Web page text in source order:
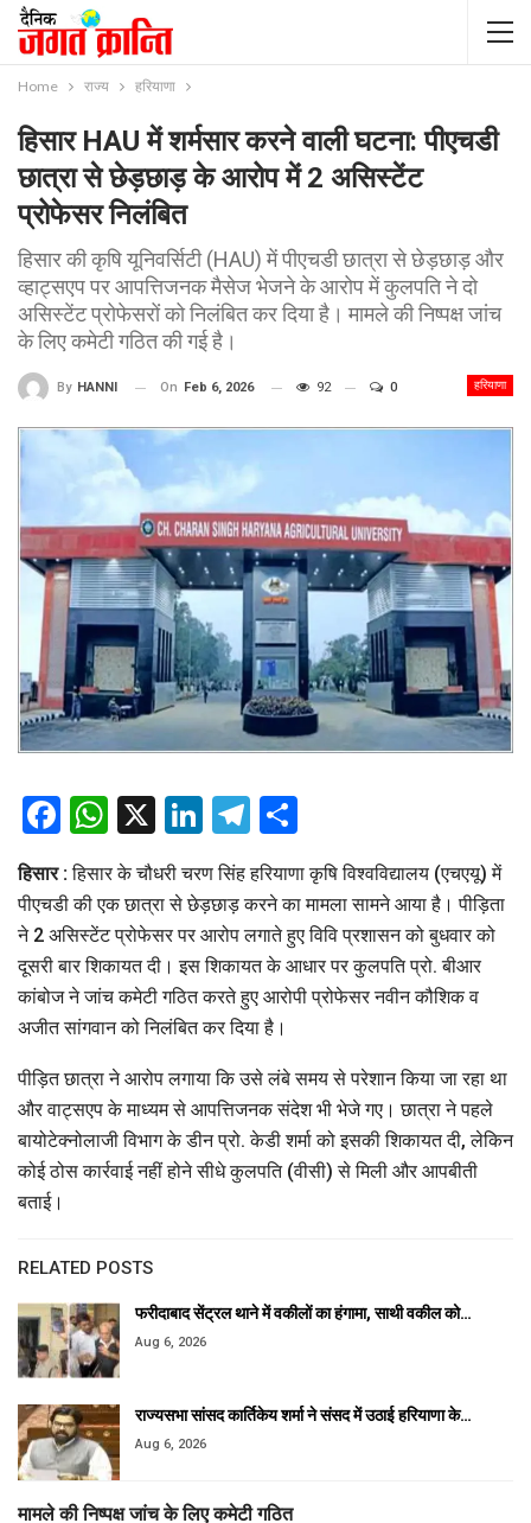
Home राज्य हरियाणा
हिसार HAU में शर्मसार करने वाली घटना: पीएचडी
छात्रा से छेड़छाड़ के आरोप में 2 असिस्टेंट
प्रोफेसर निलंबित
हिसार की कृषि यूनिवर्सिटी (HAU) में पीएचडी छात्रा से छेड़छाड़ और
व्हाट्सएप पर आपत्तिजनक मैसेज भेजने के आरोप में कुलपति ने दो
असिस्टेंट प्रोफेसरों को निलंबित कर दिया है। मामले की निष्पक्ष जांच
के लिए कमेटी गठित की गई है।
हरियाणा
By HANNI On Feb 6, 2026 92 0
Facebook
WhatsApp
X LinkedIn
Telegram
हिसार :हिसार के चौधरी चरण सिंह हरियाणा कृषि विश्वविद्यालय (एचएयू) में
पीएचडी की एक छात्रा से छेड़छाड़ करने का मामला सामने आया है। पीड़िता
ने 2 असिस्टेंट प्रोफेसर पर आरोप लगाते हुए विवि प्रशासन को बुधवार को
दूसरी बार शिकायत दी। इस शिकायत के आधार पर कुलपति प्रो. बीआर
कांबोज ने जांच कमेटी गठित करते हुए आरोपी प्रोफेसर नवीन कौशिक व
अजीत सांगवान को निलंबित कर दिया है।
पीड़ित छात्रा ने आरोप लगाया कि उसे लंबे समय से परेशान किया जा रहा था
और वाट्सएप के माध्यम से आपत्तिजनक संदेश भी भेजे गए। छात्रा ने पहले
बायोटेक्नोलाजी विभाग के डीन प्रो. केडी शर्मा को इसकी शिकायत दी, लेकिन
कोई ठोस कार्रवाई नहीं होने सीधे कुलपति (वीसी) से मिली और आपबीती
बताई।
RELATED POSTS
फरीदाबाद सेंट्रल थाने में वकीलों का हंगामा, साथी वकील को…
Aug 6, 2026
राज्यसभा सांसद कार्तिकेय शर्मा ने संसद में उठाई हरियाणा के…
Aug 6, 2026
मामले की निष्पक्ष जांच के लिए कमेटी गठित